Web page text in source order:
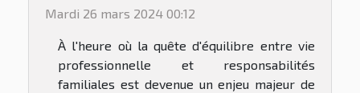
Mardi 26 mars 2024 00:12
À l'heure où la quête d'équilibre entre vie
professionnelle et responsabilités
familiales est devenue un enjeu majeur de